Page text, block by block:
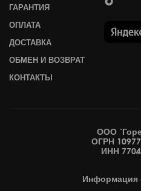
ГАРАНТИЯ
ОПЛАТА
ДОСТАВКА
ОБМЕН И ВОЗВРАТ
КОНТАКТЫ
ООО
ОГРН
ИНН
Информация